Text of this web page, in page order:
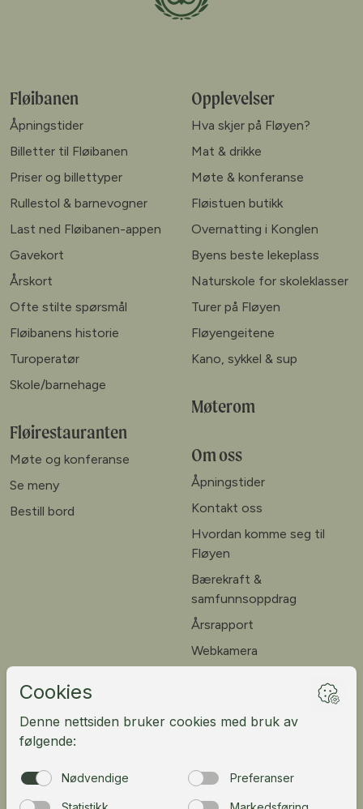
Fløibanen
Åpningstider
Billetter til Fløibanen
Priser og billettyper
Rullestol & barnevogner
Last ned Fløibanen-appen
Gavekort
Årskort
Ofte stilte spørsmål
Fløibanens historie
Turoperatør
Skole/barnehage
Fløirestauranten
Møte og konferanse
Se meny
Bestill bord
Opplevelser
Hva skjer på Fløyen?
Mat & drikke
Møte & konferanse
Fløistuen butikk
Overnatting i Konglen
Byens beste lekeplass
Naturskole for skoleklasser
Turer på Fløyen
Fløyengeitene
Kano, sykkel & sup
Møterom
Om oss
Åpningstider
Kontakt oss
Hvordan komme seg til
Fløyen
Bærekraft &
samfunnsoppdrag
Årsrapport
Webkamera